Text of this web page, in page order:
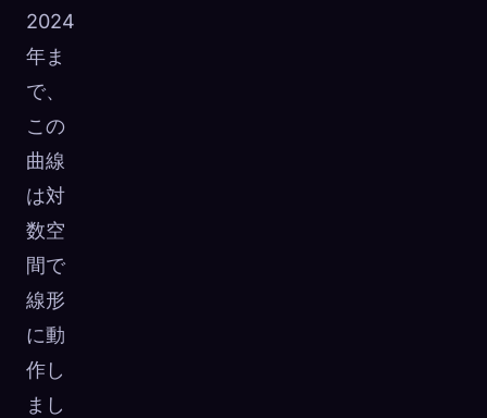
2024
年ま
で、
この
曲線
は対
数空
間で
線形
に動
作し
まし